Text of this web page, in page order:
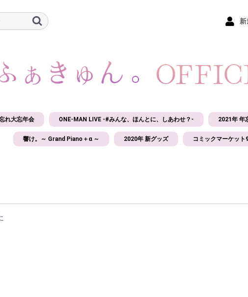
れ大忘年会 ONE-MAN LIVE -#みんな、ほんとに、しあわせ？- 2021年 年
響け。～ Grand Piano＋α ～ 2020年 新グッズ コミックマーケット